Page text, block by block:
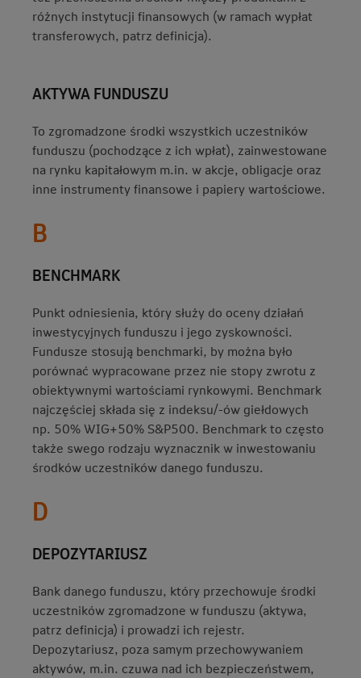
różnych instytucji finansowych (w ramach wypłat
transferowych, patrz definicja).
AKTYWA FUNDUSZU
To zgromadzone środki wszystkich uczestników
funduszu (pochodzące z ich wpłat), zainwestowane
na rynku kapitałowym m.in. w akcje, obligacje oraz
inne instrumenty finansowe i papiery wartościowe.
B
BENCHMARK
Punkt odniesienia, który służy do oceny działań
inwestycyjnych funduszu i jego zyskowności.
Fundusze stosują benchmarki, by można było
porównać wypracowane przez nie stopy zwrotu z
obiektywnymi wartościami rynkowymi. Benchmark
najczęściej składa się z indeksu/-ów giełdowych
np. 50% WIG+50% S&P500. Benchmark to często
także swego rodzaju wyznacznik w inwestowaniu
środków uczestników danego funduszu.
D
DEPOZYTARIUSZ
Bank danego funduszu, który przechowuje środki
uczestników zgromadzone w funduszu (aktywa,
patrz definicja) i prowadzi ich rejestr.
Depozytariusz, poza samym przechowywaniem
aktywów, m.in. czuwa nad ich bezpieczeństwem,